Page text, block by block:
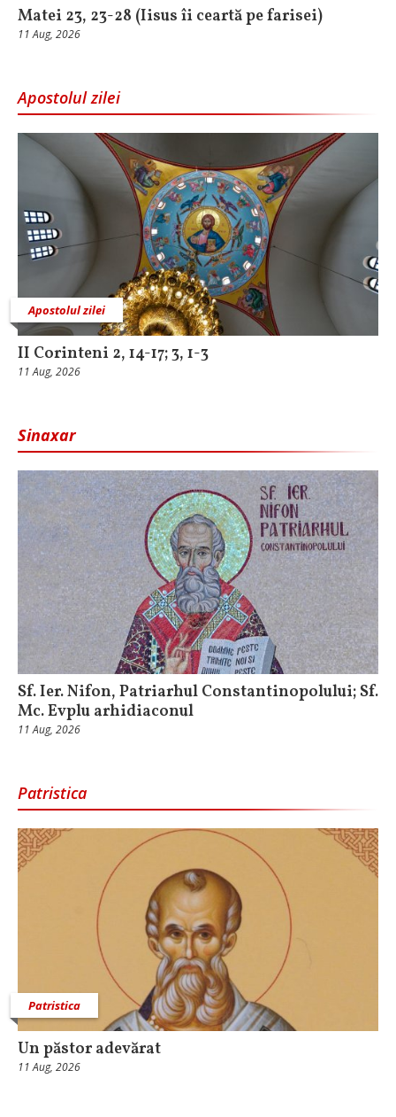
Matei 23, 23-28 (Iisus îi ceartă pe farisei)
11 Aug, 2026
Apostolul zilei
Apostolul zilei
II Corinteni 2, 14-17; 3, 1-3
11 Aug, 2026
Sinaxar
Sf. Ier. Nifon, Patriarhul Constantinopolului; Sf.
Mc. Evplu arhidiaconul
11 Aug, 2026
Patristica
Patristica
Un păstor adevărat
11 Aug, 2026